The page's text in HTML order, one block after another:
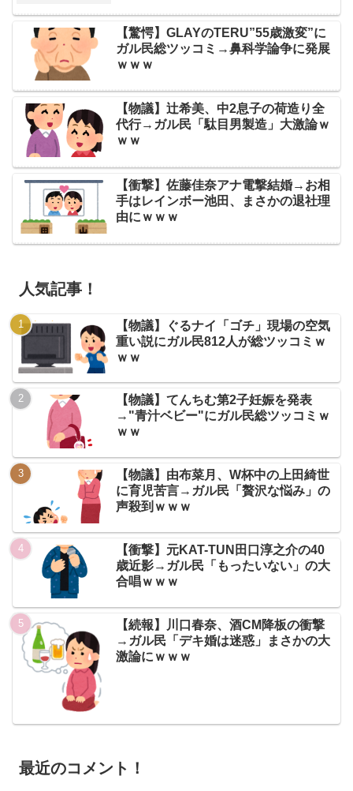
【驚愕】GLAYのTERU”55歳激変”に
ガル民総ツッコミ→鼻科学論争に発展
ｗｗｗ
【物議】辻希美、中2息子の荷造り全
代行→ガル民「駄目男製造」大激論ｗ
ｗｗ
【衝撃】佐藤佳奈アナ電撃結婚→お相
手はレインボー池田、まさかの退社理
由にｗｗｗ
人気記事！
【物議】ぐるナイ「ゴチ」現場の空気
重い説にガル民812人が総ツッコミｗ
ｗｗ
【物議】てんちむ第2子妊娠を発表
→"青汁ベビー"にガル民総ツッコミｗ
ｗｗ
【物議】由布菜月、W杯中の上田綺世
に育児苦言→ガル民「贅沢な悩み」の
声殺到ｗｗｗ
【衝撃】元KAT-TUN田口淳之介の40
歳近影→ガル民「もったいない」の大
合唱ｗｗｗ
【続報】川口春奈、酒CM降板の衝撃
→ガル民「デキ婚は迷惑」まさかの大
激論にｗｗｗ
最近のコメント！